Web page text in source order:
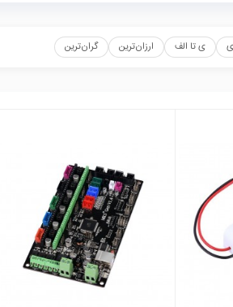
ی تا الف ارزان‌ترین گران‌ترین